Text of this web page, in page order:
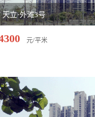
天立·外滩3号
元/平米